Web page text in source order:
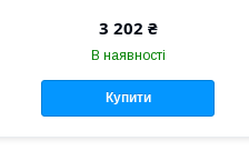
3 202 ₴
В наявності
Купити